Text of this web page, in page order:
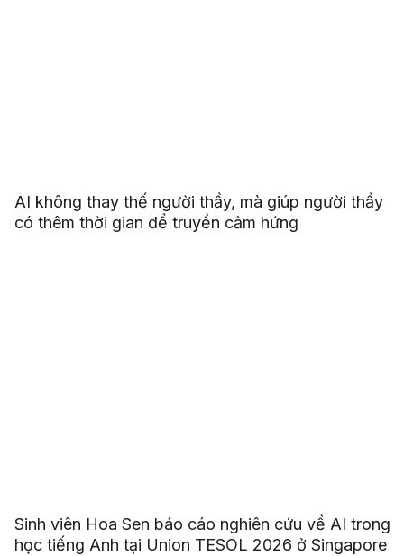
AI không thay thế người thầy, mà giúp người thầy
có thêm thời gian để truyền cảm hứng
Sinh viên Hoa Sen báo cáo nghiên cứu về AI trong
học tiếng Anh tại Union TESOL 2026 ở Singapore